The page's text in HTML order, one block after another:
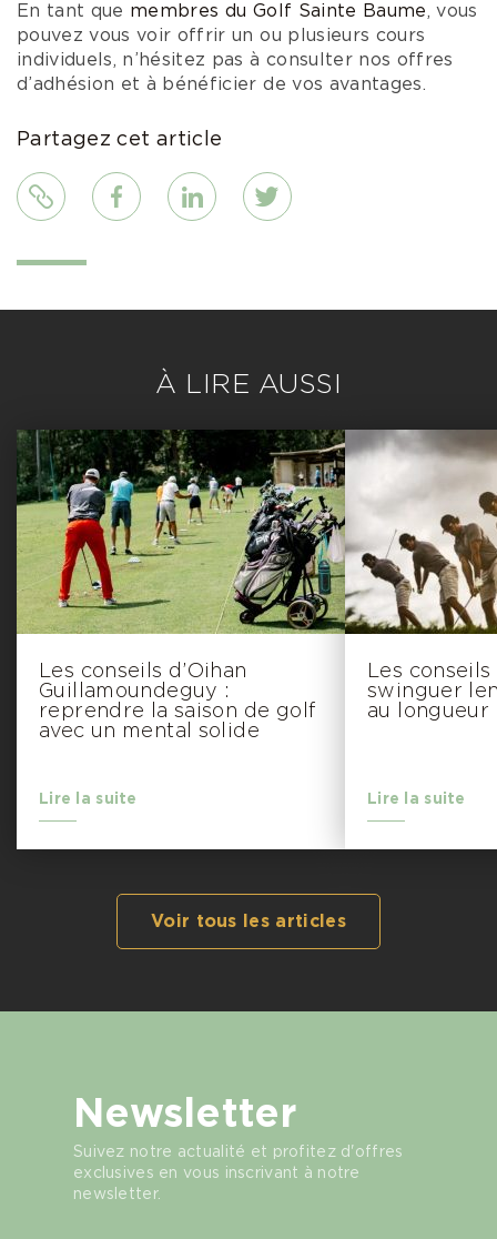
En tant que membres du Golf Sainte Baume, vous
pouvez vous voir offrir un ou plusieurs cours
individuels, n’hésitez pas à consulter nos offres
d’adhésion et à bénéficier de vos avantages.
Partagez cet article
Lien FacebookLinkedIn Twitter
À LIRE AUSSI
Les conseils d’Oihan
Guillamoundeguy :
reprendre la saison de golf
avec un mental solide
Lire la suite
Les
swinguer
au longueur
Lire la suite
Voir tous les articles
Newsletter
Suivez notre actualité et profitez d'offres
exclusives en vous inscrivant à notre
newsletter.